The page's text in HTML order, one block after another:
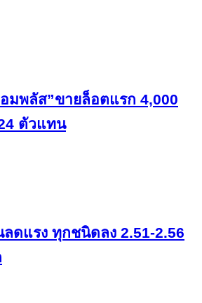
มพลัส”ขายล็อตแรก 4,000
ตัวแทน
ดแรง ทุกชนิดลง 2.51-2.56